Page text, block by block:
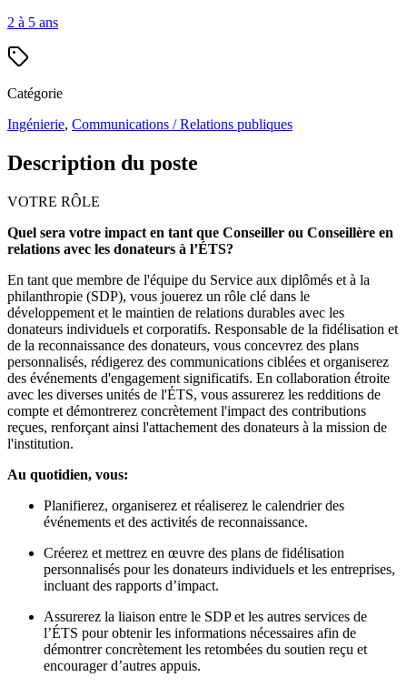
2 à 5 ans
Catégorie
Ingénierie, Communications / Relations publiques
Description du poste
VOTRE RÔLE
Quel sera votre impact en tant que Conseiller ou Conseillère en
relations avec les donateurs à l’ÉTS?
En tant que membre de l'équipe du Service aux diplômés et à la
philanthropie (SDP), vous jouerez un rôle clé dans le
développement et le maintien de relations durables avec les
donateurs individuels et corporatifs. Responsable de la fidélisation et
de la reconnaissance des donateurs, vous concevrez des plans
personnalisés, rédigerez des communications ciblées et organiserez
des événements d'engagement significatifs. En collaboration étroite
avec les diverses unités de l'ÉTS, vous assurerez les redditions de
compte et démontrerez concrètement l'impact des contributions
reçues, renforçant ainsi l'attachement des donateurs à la mission de
l'institution.
Au quotidien, vous:
Planifierez, organiserez et réaliserez le calendrier des
événements et des activités de reconnaissance.
Créerez et mettrez en œuvre des plans de fidélisation
personnalisés pour les donateurs individuels et les entreprises,
incluant des rapports d’impact.
Assurerez la liaison entre le SDP et les autres services de
l’ÉTS pour obtenir les informations nécessaires afin de
démontrer concrètement les retombées du soutien reçu et
encourager d’autres appuis.